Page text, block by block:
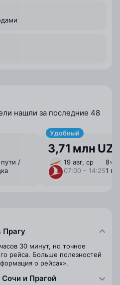
нашли за последние 48
пути /
Удобный
3,71 млн
19 авг, ср
07:00 – 14:25
8 ⁠ч
1
Прагу
30 минут, но точное
рейса. Больше полезностей
о рейсах».
и Прагой